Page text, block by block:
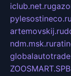
iclub.net.ru
pylesostineco.ru
artemovskij.ru
ndm.msk.ru